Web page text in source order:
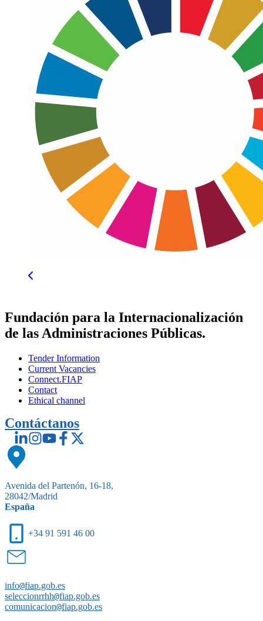
Fundación para la Internacionalización
de las Administraciones Públicas.
Tender Information
Current Vacancies
Connect.FIAP
Contact
Ethical channel
Contáctanos
Avenida del Partenón, 16-18,
28042/Madrid
España
+34 91 591 46 00
info@fiap.gob.es
seleccionrrhh@fiap.gob.es
comunicacion@fiap.gob.es